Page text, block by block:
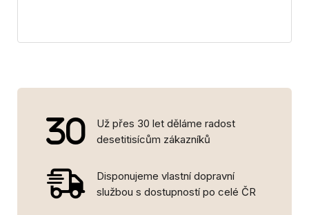
Už přes 30 let děláme radost
desetitisícům zákazníků
Disponujeme vlastní dopravní
službou s dostupností po celé ČR